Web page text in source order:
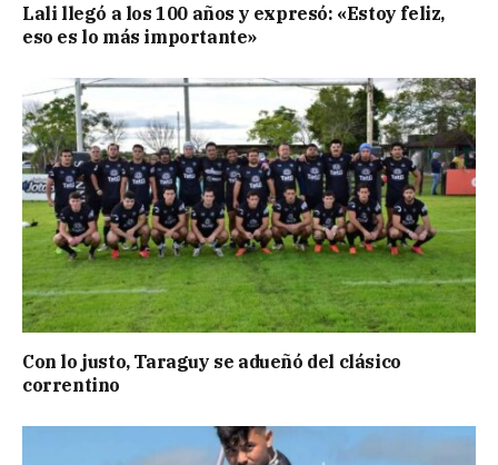
Lali llegó a los 100 años y expresó: «Estoy feliz,
eso es lo más importante»
Con lo justo, Taraguy se adueñó del clásico
correntino